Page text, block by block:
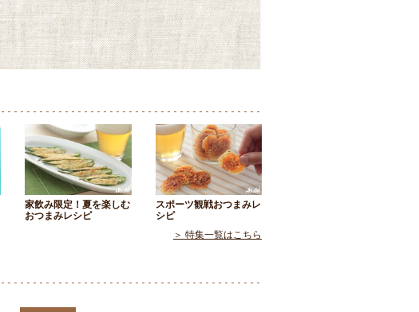
家飲み限定！夏を楽しむ
おつまみレシピ
スポーツ観戦おつまみレ
シピ
＞ 特集一覧はこちら